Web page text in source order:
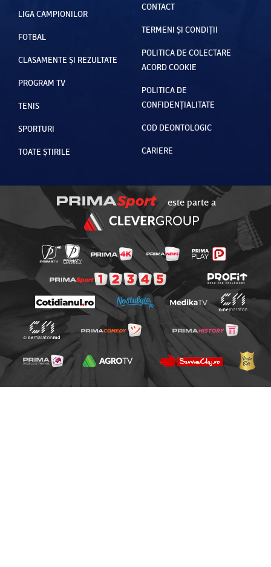
LIGA CAMPIONILOR
FOTBAL
CLASAMENTE ȘI REZULTATE
PROGRAM TV
TENIS
SPORTURI
TOATE ȘTIRILE
CONTACT
TERMENI ȘI CONDIȚII
POLITICA DE COLECTARE
ACORD COOKIE
POLITICA DE
CONFIDENȚIALITATE
COD DEONTOLOGIC
CARIERE
este parte a